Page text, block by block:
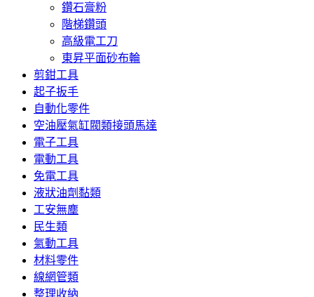
鑽石膏粉
階梯鑽頭
高級電工刀
東昇平面砂布輪
剪鉗工具
起子扳手
自動化零件
空油壓氣缸閥類接頭馬達
電子工具
電動工具
免電工具
液狀油劑黏類
工安無塵
民生類
氣動工具
材料零件
線網管類
整理收納